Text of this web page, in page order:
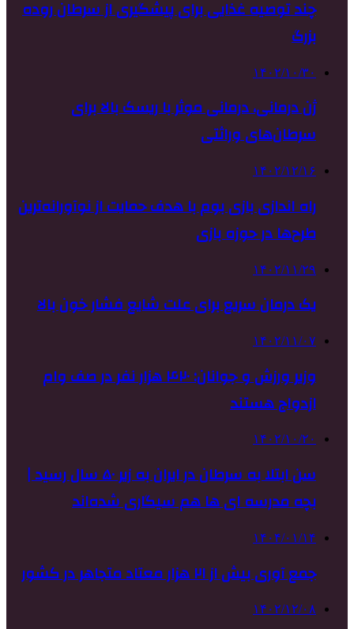
چند توصیه غذایی برای پیشگیری از سرطان روده
بزرگ
۱۴۰۲/۱۰/۳۰
ژن درمانی، درمانی موثر با ریسک بالا برای
سرطان‌های وراثتی
۱۴۰۲/۱۲/۱۶
راه اندازی بازی بوم با هدف حمایت از نوآورانه‌ترین
طرح‌ها در حوزه بازی‌
۱۴۰۲/۱۱/۲۹
یک درمان سریع برای علت شایع فشار خون بالا
۱۴۰۲/۱۱/۰۷
وزیر ورزش و جوانان: ۴۲۰ هزار نفر در صف وام
ازدواج هستند
۱۴۰۲/۱۰/۲۰
سن ابتلا به سرطان در ایران به زیر ۵۰ سال رسید |
بچه‌ مدرسه‌ ای‌ ها هم سیگاری شده‌اند
۱۴۰۴/۰۱/۱۴
جمع آوری بیش از ۲۱ هزار معتاد متجاهر در کشور
۱۴۰۲/۱۲/۰۸